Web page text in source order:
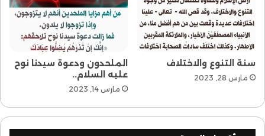
سنة التنوع والاختلاف
مارس 28, 2023
الملحدون ودعوة سيدنا نوح
عليه السلام..
مارس 14, 2023